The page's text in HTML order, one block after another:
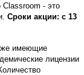
- это
Сроки акции: с 13
имеющие
лицензии